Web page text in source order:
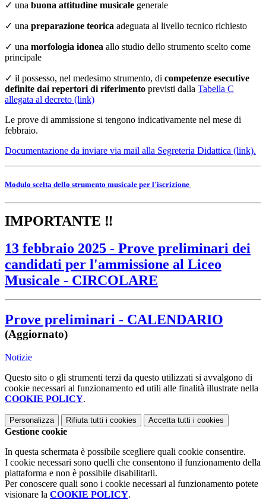
✓ una buona attitudine musicale generale
✓ una preparazione teorica adeguata al livello tecnico richiesto
✓ una morfologia idonea allo studio dello strumento scelto come
principale
✓ il possesso, nel medesimo strumento, di competenze esecutive
definite dai repertori di riferimento previsti dalla Tabella C
allegata al decreto (link)
Le prove di ammissione si tengono indicativamente nel mese di
febbraio.
Documentazione da inviare via mail alla Segreteria Didattica (link).
Modulo scelta dello strumento musicale per l'iscrizione
IMPORTANTE ‼️
13 febbraio 2025 - Prove preliminari dei
candidati per l'ammissione al Liceo
Musicale - CIRCOLARE
Prove preliminari - CALENDARIO
(Aggiornato)
Notizie
Questo sito o gli strumenti terzi da questo utilizzati si avvalgono di
cookie necessari al funzionamento ed utili alle finalità illustrate nella
COOKIE POLICY.
Personalizza Rifiuta tutti i cookies Accetta tutti i cookies
Gestione cookie
In questa schermata è possibile scegliere quali cookie consentire.
I cookie necessari sono quelli che consentono il funzionamento della
piattaforma e non è possibile disabilitarli.
Per conoscere quali sono i cookie necessari al funzionamento potete
visionare la COOKIE POLICY.